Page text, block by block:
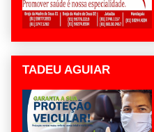
TADEU AGUIAR